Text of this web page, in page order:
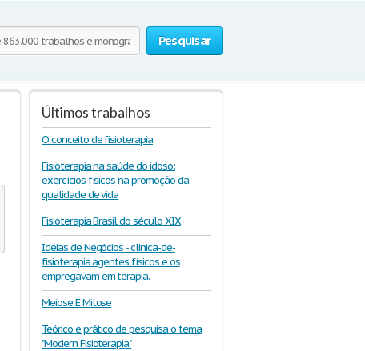
Pesquisar
Últimos trabalhos
O conceito de fisioterapia
Fisioterapia na saúde do idoso:
exercícios físicos na promoção da
qualidade de vida
Fisioterapia Brasil do século XIX
Idéias de Negócios - clinica-de-
fisioterapia agentes físicos e os
empregavam em terapia.
Meiose E Mitose
Teórico e prático de pesquisa o tema
"Modern Fisioterapia"